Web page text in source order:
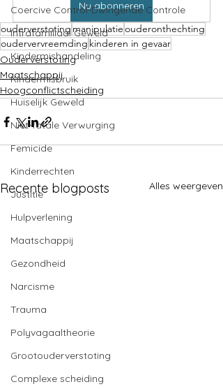
Coercive Control-Dwingende Controle
Intrafamiliaal Geweld
Kindermishandeling
Kindermisbruik
Huiselijk Geweld
Niet-fatale Verwurging
Femicide
Kinderrechten
Justitie
Hulpverlening
Maatschappij
Gezondheid
Narcisme
Trauma
Polyvagaaltheorie
Grootouderverstoting
Complexe scheiding
Nu abonneren
ouderverstoting manipulatieouderonthechting
oudervervreemding kinderen in gevaar
Ouderverstoting
Maatschappij
Hoogconflictscheiding
Recente blogposts Alles weergeven